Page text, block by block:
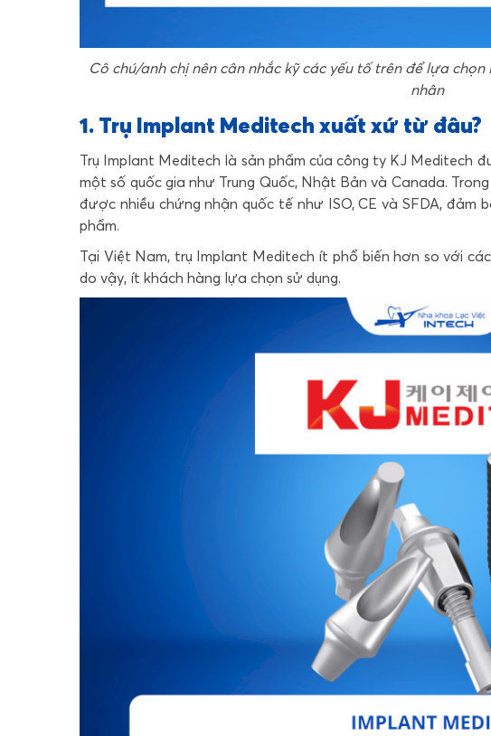
Cô chú/anh chị nên cân nhắc kỹ các yếu tố trên để lựa
nhân
1. Trụ Implant Meditech xuất xứ từ đâu?
Trụ Implant Meditech là sản phẩm của công ty KJ Meditech
một số quốc gia như Trung Quốc, Nhật Bản và Canada.
được nhiều chứng nhận quốc tế như ISO, CE và SFDA,
phẩm.
Tại Việt Nam, trụ Implant Meditech ít phổ biến hơn so với
do vậy, ít khách hàng lựa chọn sử dụng.